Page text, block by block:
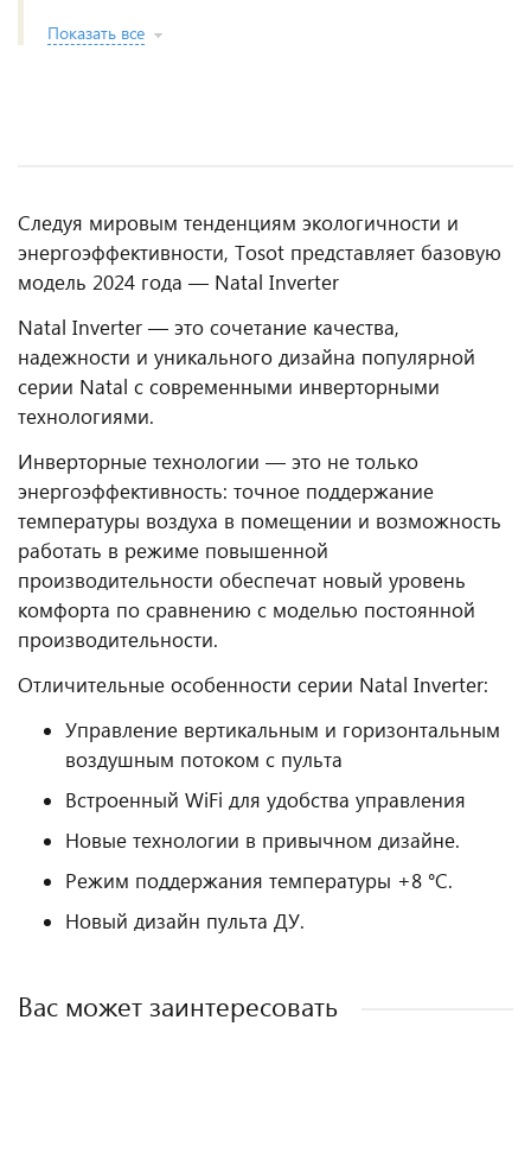
Показать все
Следуя мировым тенденциям экологичности и
энергоэффективности, Tosot представляет базовую
модель 2024 года — Natal Inverter
Natal Inverter — это сочетание качества,
надежности и уникального дизайна популярной
серии Natal с современными инверторными
технологиями.
Инверторные технологии — это не только
энергоэффективность: точное поддержание
температуры воздуха в помещении и возможность
работать в режиме повышенной
производительности обеспечат новый уровень
комфорта по сравнению с моделью постоянной
производительности.
Отличительные особенности серии Natal Inverter:
Управление вертикальным и горизон­тальным
воздушным потоком с пульта
Встроенный WiFi для удобства управления
Новые технологии в привычном дизайне.
Режим поддержания температуры +8 °С.
Новый дизайн пульта ДУ.
Вас может заинтересовать